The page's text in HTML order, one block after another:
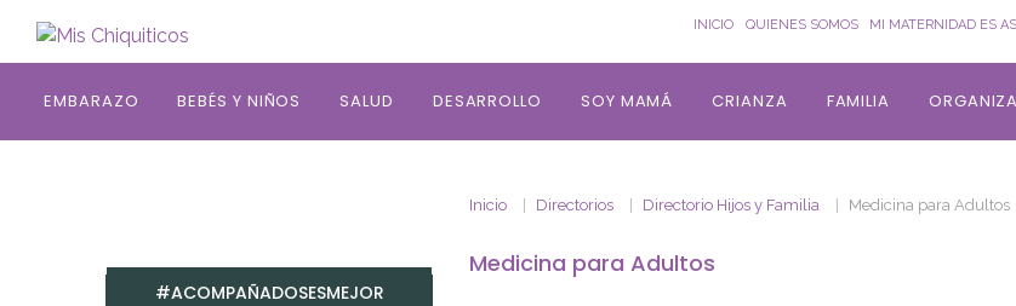
INICIO QUIENES SOMOS MI MATERNIDAD ES
EMBARAZO BEBÉS Y NIÑOS SALUD DESARROLLO SOY MAMÁ CRIANZA FAMILIA
Inicio Directorios Directorio Hijos y Familia Medicina para Adultos
Medicina para Adultos
#ACOMPAÑADOSESMEJOR